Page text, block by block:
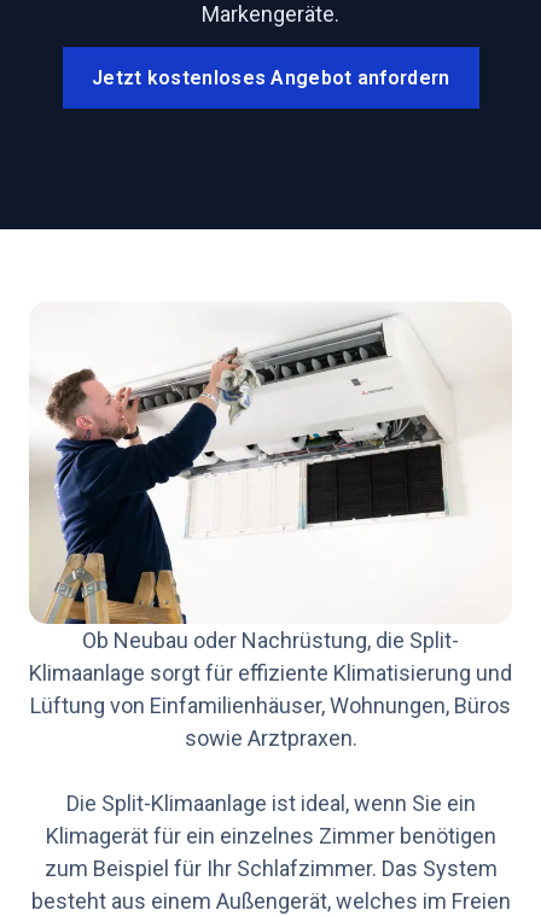
Markengeräte.
Jetzt kostenloses Angebot anfordern
Ob Neubau oder Nachrüstung, die Split-
Klimaanlage sorgt für effiziente Klimatisierung und
Lüftung von Einfamilienhäuser, Wohnungen, Büros
sowie Arztpraxen.
Die Split-Klimaanlage ist ideal, wenn Sie ein
Klimagerät für ein einzelnes Zimmer benötigen
zum Beispiel für Ihr Schlafzimmer. Das System
besteht aus einem Außengerät, welches im Freien